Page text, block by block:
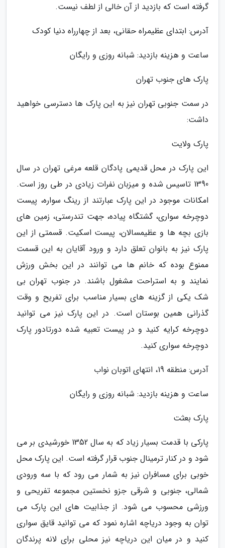
گرفته است که بازدید از آن خالی از لطف نیست.
آدرس: ابتدای عظیمراه حقانی، بعد از چهارراه دنیا کودک
ساعت و هزینه بازدید: شبانه روزی و رایگان
پارک های جنوب تهران
در سمت جنوبی تهران نیز به این پارک ها دسترسی خواهید
داشت:
پارک ولایت
این پارک در محل قدیمی پادگان قلعه مرغی تهران در سال
1390 تاسیس شده و میزبان نفرات زیادی در طی روز است.
امکانات موجود در این پارک عبارتند از رینگ سواره، پیست
دوچرخه سواری، گشتگاه پیاده، جهت تندرستی، زمین های
بازی بچه ها و عظیمسالان، پیست اسکیت. قسمتی از این
پارک نیز به بانوان تعلق دارد و ورود آقایان به این قسمت
ممنوع بوده که خانم ها می توانند در این بخش ورزش
نمایند و به استراحت مشغول باشند. در جنوب تهران بی
شک یکی از گزینه های بسیار مناسب برای تفریح و وقت
گذرانی همین بوستان است. در این پارک نیز می توانید
دوچرخه کرایه کنید و در پیست تعبیه شده دورتادور پارک
دوچرخه سواری کنید.
آدرس: منطقه 19، انتهای اتوبان نواب
ساعت و هزینه بازدید: شبانه روزی و رایگان
پارک بعثت
پارکی با قدمت بسیار زیاد که به سال 1352 خورشیدی بر می
شود و در کنار ترمینال جنوب قرار گرفته است. این پارک محل
خوبی برای مسافران نیز به شمار می رود که با سه ورودی
شمالی، جنوبی و شرقی جزو نخستین مجموعه تفریحی و
ورزشی محسوب می شود. از جذابیت های این پارک می
توان به وجود دریاچه اشاره نمود که می توانید قایق سواری
کنید و در میان این دریاچه نیز محلی برای لانه پرندگان